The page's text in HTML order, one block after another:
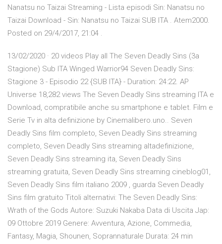
Nanatsu no Taizai Streaming - Lista episodi Sin: Nanatsu no
Taizai Download - Sin: Nanatsu no Taizai SUB ITA . Atem2000.
Posted on 29/4/2017, 21:04 .
13/02/2020 · 20 videos Play all The Seven Deadly Sins (3a
Stagione) Sub ITA Winged Warrior94 Seven Deadly Sins:
Stagione 3 - Episodio 22 {SUB ITA} - Duration: 24:22. AP
Universe 18,282 views The Seven Deadly Sins streaming ITA e
Download, compratibile anche su smartphone e tablet. Film e
Serie Tv in alta definizione by Cinemalibero.uno.. Seven
Deadly Sins film completo, Seven Deadly Sins streaming
completo, Seven Deadly Sins streaming altadefinizione,
Seven Deadly Sins streaming ita, Seven Deadly Sins
streaming gratuita, Seven Deadly Sins streaming cineblog01,
Seven Deadly Sins film italiano 2009 , guarda Seven Deadly
Sins film gratuito Titoli alternativi: The Seven Deadly Sins:
Wrath of the Gods Autore: Suzuki Nakaba Data di Uscita Jap:
09 Ottobre 2019 Genere: Avventura, Azione, Commedia,
Fantasy, Magia, Shounen, Soprannaturale Durata: 24 min